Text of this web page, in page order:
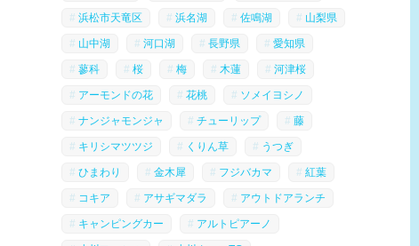
浜松市天竜区 浜名湖 佐鳴湖 山梨県
山中湖 河口湖 長野県 愛知県
蓼科 桜 梅 木蓮 河津桜
アーモンドの花 花桃 ソメイヨシノ
ナンジャモンジャ チューリップ 藤
キリシマツツジ くりん草 うつぎ
ひまわり 金木犀 フジバカマ 紅葉
コキア アサギマダラ アウトドアランチ
キャンピングカー アルトピアーノ